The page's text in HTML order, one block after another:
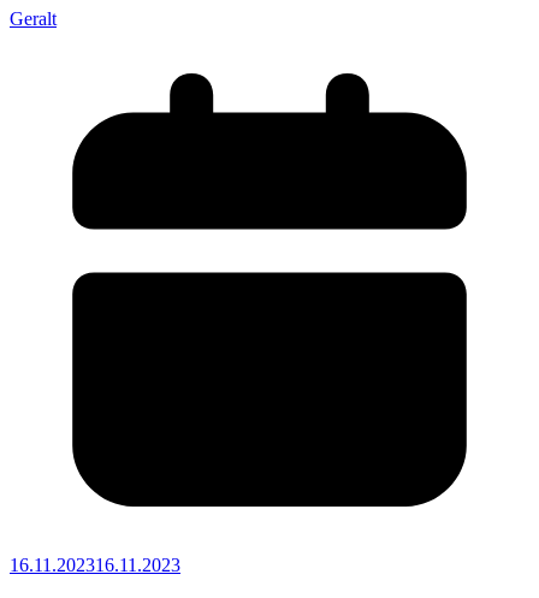
Geralt
16.11.202316.11.2023